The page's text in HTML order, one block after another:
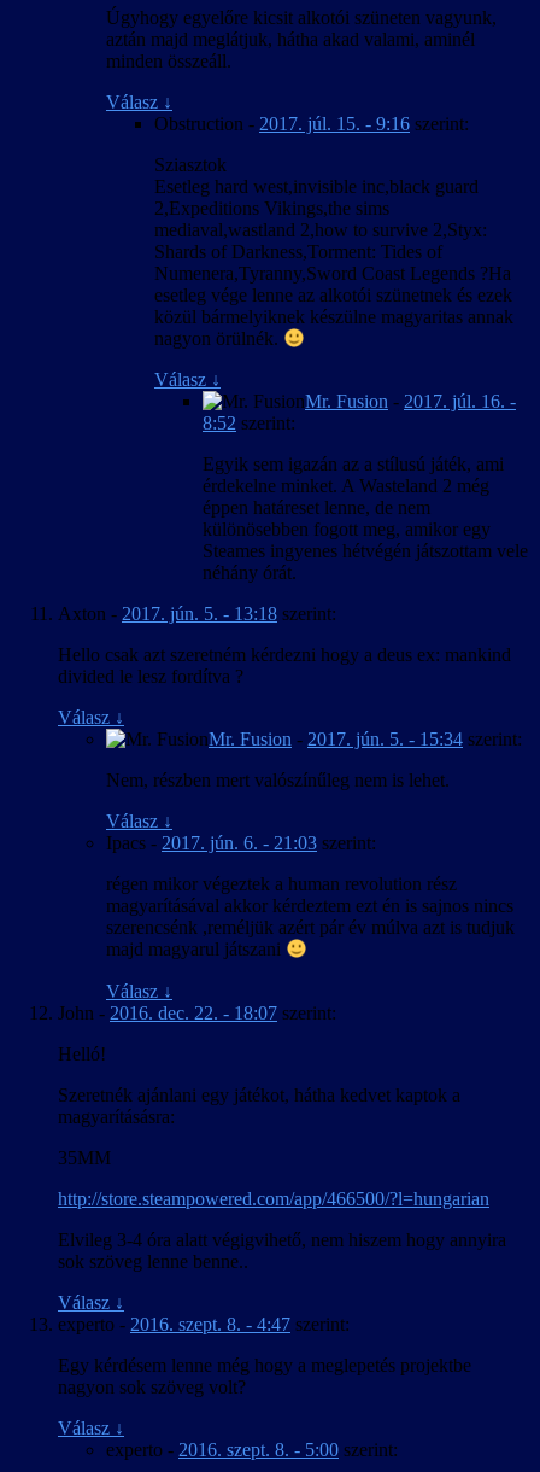
Úgyhogy egyelőre kicsit alkotói szüneten vagyunk,
aztán majd meglátjuk, hátha akad valami, aminél
minden összeáll.
Válasz ↓
Obstruction - 2017. júl. 15. - 9:16 szerint:
Sziasztok
Esetleg hard west,invisible inc,black guard
2,Expeditions Vikings,the sims
mediaval,wastland 2,how to survive 2,Styx:
Shards of Darkness,Torment: Tides of
Numenera,Tyranny,Sword Coast Legends ?Ha
esetleg vége lenne az alkotói szünetnek és ezek
közül bármelyiknek készülne magyaritas annak
nagyon örülnék.
Válasz ↓
Mr. Fusion - 2017. júl. 16. -
8:52 szerint:
Egyik sem igazán az a stílusú játék, ami
érdekelne minket. A Wasteland 2 még
éppen határeset lenne, de nem
különösebben fogott meg, amikor egy
Steames ingyenes hétvégén játszottam vele
néhány órát.
Axton - 2017. jún. 5. - 13:18 szerint:
Hello csak azt szeretném kérdezni hogy a deus ex: mankind
divided le lesz fordítva ?
Válasz ↓
Mr. Fusion - 2017. jún. 5. - 15:34 szerint:
Nem, részben mert valószínűleg nem is lehet.
Válasz ↓
Ipacs - 2017. jún. 6. - 21:03 szerint:
régen mikor végeztek a human revolution rész
magyarításával akkor kérdeztem ezt én is sajnos nincs
szerencsénk ,reméljük azért pár év múlva azt is tudjuk
majd magyarul játszani
Válasz ↓
John - 2016. dec. 22. - 18:07 szerint:
Helló!
Szeretnék ajánlani egy játékot, hátha kedvet kaptok a
magyarításásra:
35MM
http://store.steampowered.com/app/466500/?l=hungarian
Elvileg 3-4 óra alatt végigvihető, nem hiszem hogy annyira
sok szöveg lenne benne..
Válasz ↓
experto - 2016. szept. 8. - 4:47 szerint:
Egy kérdésem lenne még hogy a meglepetés projektbe
nagyon sok szöveg volt?
Válasz ↓
experto - 2016. szept. 8. - 5:00 szerint: